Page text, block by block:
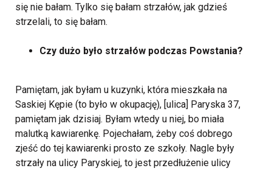
się nie bałam. Tylko się bałam strzałów, jak gdzieś
strzelali, to się bałam.
Czy dużo było strzałów podczas Powstania?
Pamiętam, jak byłam u kuzynki, która mieszkała na
Saskiej Kępie (to było w okupację), [ulica] Paryska 37,
pamiętam jak dzisiaj. Byłam wtedy u niej, bo miała
malutką kawiarenkę. Pojechałam, żeby coś dobrego
zjeść do tej kawiarenki prosto ze szkoły. Nagle były
strzały na ulicy Paryskiej, to jest przedłużenie ulicy